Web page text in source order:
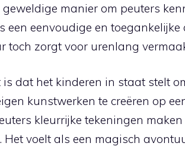
manier om peuters
een eenvoudige en
toch zorgt voor urenlang
dat het kinderen in staat stelt
kunstwerken te creëren op
kleurrijke tekeningen
voelt als een magisch